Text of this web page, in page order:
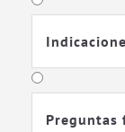
Preguntas